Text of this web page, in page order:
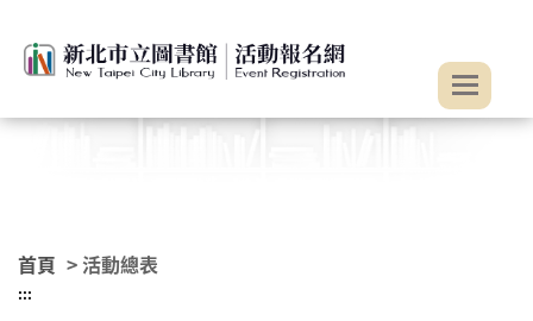
首頁 > 活動總表
:::